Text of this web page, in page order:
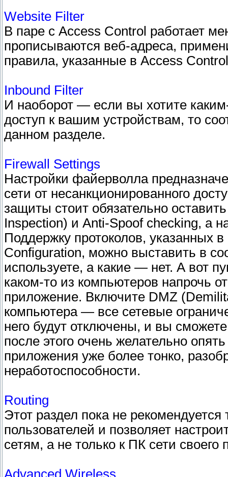
Website Filter
В паре с Access Control работает
прописываются веб-адреса,
правила, указанные в Access
Inbound Filter
И наоборот — если вы хотите
доступ к вашим устройствам, то
данном разделе.
Firewall Settings
Настройки файерволла
сети от несанкционированного
защиты стоит обязательно
Inspection) и Anti-Spoof checking, а
Поддержку протоколов, указанных
Configuration, можно выставить в
используете, а какие — нет. А вот
каком-то из компьютеров напрочь
приложение. Включите DMZ
компьютера — все сетевые
него будут отключены, и вы
после этого очень желательно
приложения уже более тонко,
неработоспособности.
Routing
Этот раздел пока не
пользователей и позволяет
сетям, а не только к ПК сети своего
Advanced Wireless